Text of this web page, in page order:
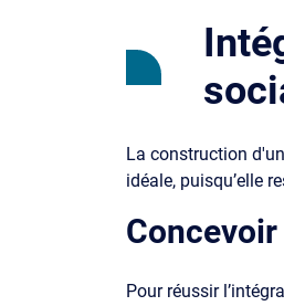
La construction
idéale, puisqu’elle
Pour réussir